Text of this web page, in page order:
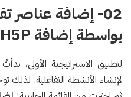
02- إضافة عناصر
بواسطة إضافة H5P
لإنشاء الأنشطة التفاعلية.